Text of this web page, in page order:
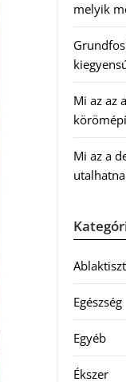
melyik
Mi az az
Mi az a
Egészség
Egyéb
Ékszer